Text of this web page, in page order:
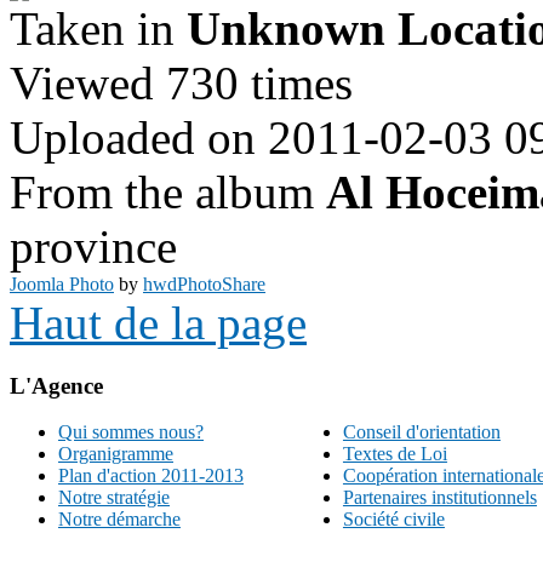
Taken in Unknown
Viewed 730 times
Uploaded on 2011-02-03
From the album Al
province
Joomla Photo by hwdPhotoShare
Haut de la page
L'Agence
Qui sommes nous?
Organigramme
Plan d'action 2011-2013
Notre stratégie
Notre démarche
Conseil d'orientation
Textes de Loi
Coopération
Partenaires institutionnels
Société civile